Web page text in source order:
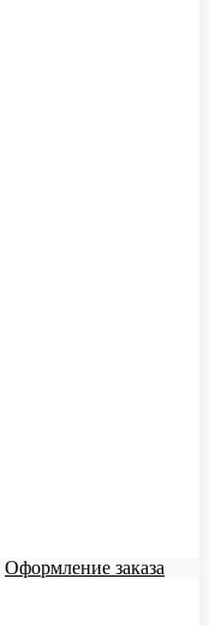
Оформление заказа